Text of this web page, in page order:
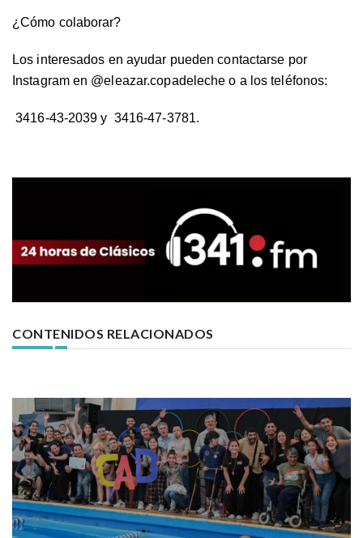
¿Cómo colaborar?
Los interesados en ayudar pueden contactarse por
Instagram en @eleazar.copadeleche o a los teléfonos:
3416-43-2039 y 3416-47-3781.
CONTENIDOS RELACIONADOS